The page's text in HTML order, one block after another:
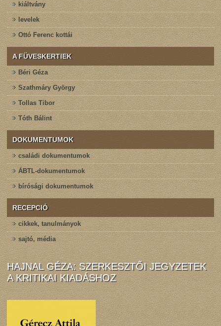
kiáltvány
levelek
Ottó Ferenc kottái
A FÜVESKERTIEK
Béri Géza
Szathmáry György
Tollas Tibor
Tóth Bálint
DOKUMENTUMOK
családi dokumentumok
ÁBTL-dokumentumok
bírósági dokumentumok
RECEPCIÓ
cikkek, tanulmányok
sajtó, média
HAJNAL GÉZA: SZERKESZTŐI JEGYZETEK
A KRITIKAI KIADÁSHOZ